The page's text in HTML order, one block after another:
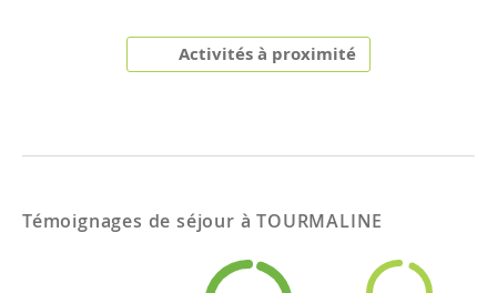
Activités à proximité
Témoignages de séjour àTOURMALINE